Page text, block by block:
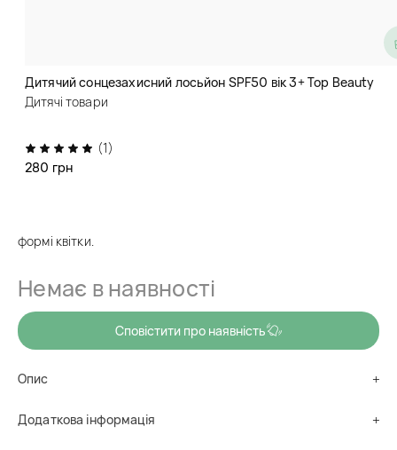
Дитячий сонцезахисний лосьйон SPF50 вік 3+ Top Beauty
Дитячі товари
(1)
280 грн
Macarons
код товару thz0266
Очищає, чинить антибактеріальну дію, зволожує, захищає
формі квітки.
Немає в наявності
Сповістити про наявність
Опис
Додаткова інформація